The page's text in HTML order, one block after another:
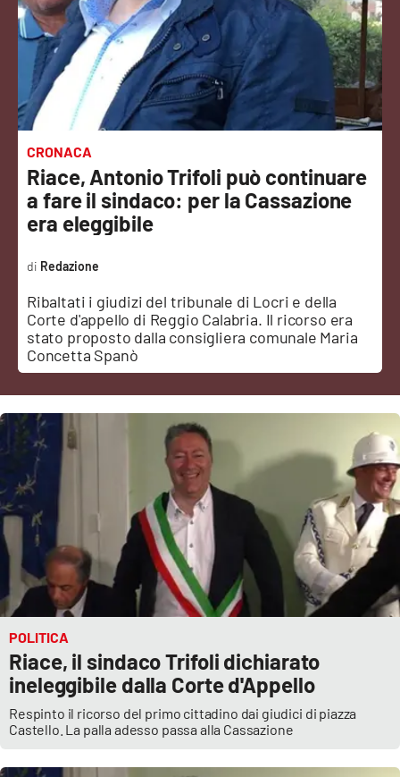
Sanità
Sport
Cultura
Podcast
Meteo
Editoriali
VIDEO
Ambiente
Cronaca
Cultura
Economia e Lavoro
Politica
Sanità
Società
Sport
RUBRICHE
CRONACA
Riace, Antonio Trifoli può continuare
a fare il sindaco: per la Cassazione
era eleggibile
Ribaltati i giudizi del tribunale di Locri e della
Corte d'appello di Reggio Calabria. Il ricorso era
stato proposto dalla consigliera comunale Maria
Concetta Spanò
Redazione
POLITICA
Riace, il sindaco Trifoli dichiarato
ineleggibile dalla Corte d'Appello
Respinto il ricorso del primo cittadino dai giudici di piazza
Castello. La palla adesso passa alla Cassazione